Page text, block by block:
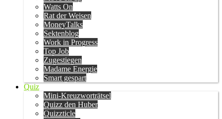
Watts On
Rat der Weisen
MoneyTalks
Sektenblog
Work in Progress
Top Job
Zugestiegen
Madame Energie
Smart gespart
Quiz
Mini-Kreuzworträtsel
Quizz den Huber
Quizzticle